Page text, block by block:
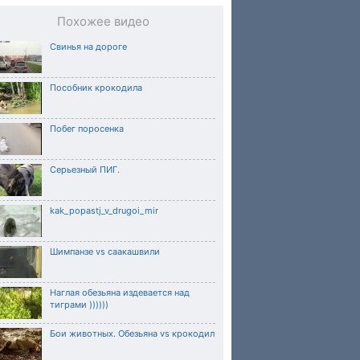
Похожее видео
Свинья на дороге
Пособник крокодила
Побег поросенка
Серьезный ПИГ.
kak_popastj_v_drugoi_mir
Шимпанзе vs саакашвили
Наглая обезьяна издевается над
тиграми ))))))
Бои животных. Обезьяна vs крокодил